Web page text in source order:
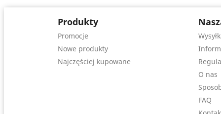
Produkty
Promocje
Nowe produkty
Najczęściej kupowane
O nas
FAQ